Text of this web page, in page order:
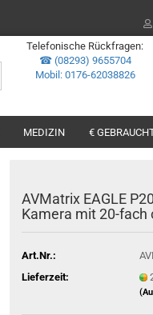
Telefonische Rückfragen:
☎(08293) 9655704
Mobil: 0176-62038826
MEDIZIN €
AVMatrix EAGLE
Kamera mit 20-
Art.Nr.:
Lieferzeit: